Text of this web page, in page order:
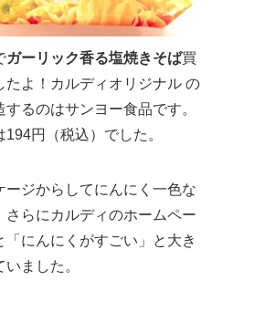
ガーリック香る塩焼きそば買
たよ！カルディオリジナル の
するのはサンヨー食品です。
194円（税込）でした。
ージからしてにんにく一色な
さらにカルディのホームペー
「にんにくがすごい」と大き
いました。